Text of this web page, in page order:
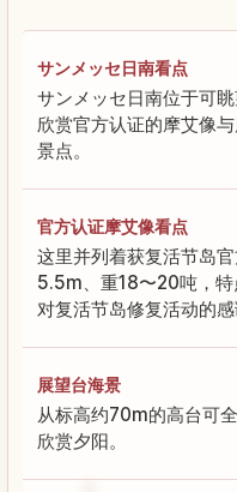
サンメッセ日南看点
サンメッセ日南位于可
欣赏官方认证的摩艾像
景点。
官方认证摩艾像看点
这里并列着获复活节岛
5.5m、重18〜20吨，特
对复活节岛修复活动的感
展望台海景
从标高约70m的高台可
欣赏夕阳。